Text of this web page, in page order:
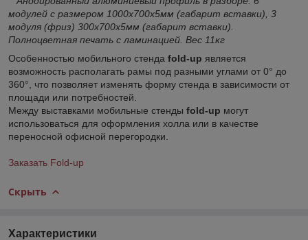
модулей с размером 1000х700х5мм (габарит вставки), 3
модуля (фриз) 300х700х5мм (габарит вставки).
Полноцветная печать с ламинацией. Вес 11кг
Особенностью мобильного стенда fold-up является
возможность располагать рамы под разными углами от 0° до
360°, что позволяет изменять форму стенда в зависимости от
площади или потребностей.
Между выставками мобильные стенды fold-up могут
использоваться для оформления холла или в качестве
переносной офисной перегородки.
Заказать Fold-up
Скрыть
Характеристики